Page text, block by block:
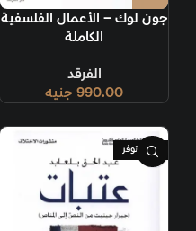
جون لوك – الأعمال الفلسفية
الكاملة
الفرقد
990.00 جنيه
غير متوفر